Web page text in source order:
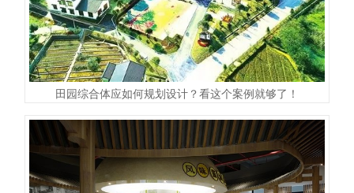
田园综合体应如何规划设计？看这个案例就够了！